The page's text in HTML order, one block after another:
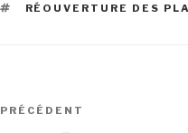
ÉTIQUETTES
RÉOUVERTURE DES
Navigation
Article
PRÉCÉDENT